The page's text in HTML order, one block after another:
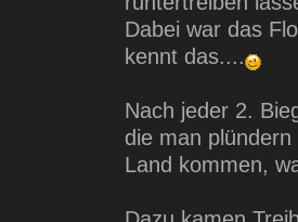
Dabei war das
kennt das....
Nach jeder 2.
die man
Land kommen,